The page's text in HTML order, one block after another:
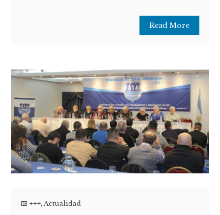
Read More
+++,Actualidad